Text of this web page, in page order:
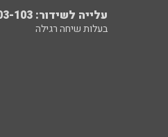
עלייה לשידור: 0552-103-103
בעלות שיחה רגילה